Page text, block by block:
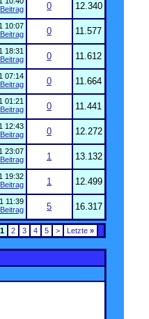
0
12.340
10:07
0
11.577
18:31
0
11.612
07:14
0
11.664
01:21
0
11.441
12:43
0
12.272
23:07
1
13.132
19:32
1
12.499
11:39
5 16.317
1 2 3 4 5 > Letzte»